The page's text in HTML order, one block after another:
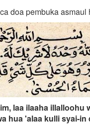
doa pembuka asmaul
laa ilaaha illalloohu
hua 'alaa kulli syai-